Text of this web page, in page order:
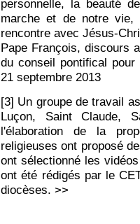
personnelle, la beauté
marche et de notre
rencontre avec Jésus-
Pape François, discours
du conseil pontifical
21 septembre 2013
[3] Un groupe de travail
Luçon, Saint Claude,
l'élaboration de la
religieuses ont proposé
ont sélectionné les
ont été rédigés par le
diocèses. >>